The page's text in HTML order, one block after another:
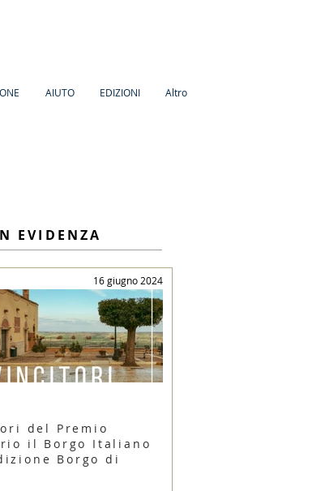
AIUTO EDIZIONI Altro
16 giugno 2024
del Premio
il Borgo Italiano
Borgo di
EVIDENZA